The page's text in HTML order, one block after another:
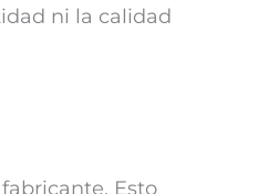
ni la calidad
Esto